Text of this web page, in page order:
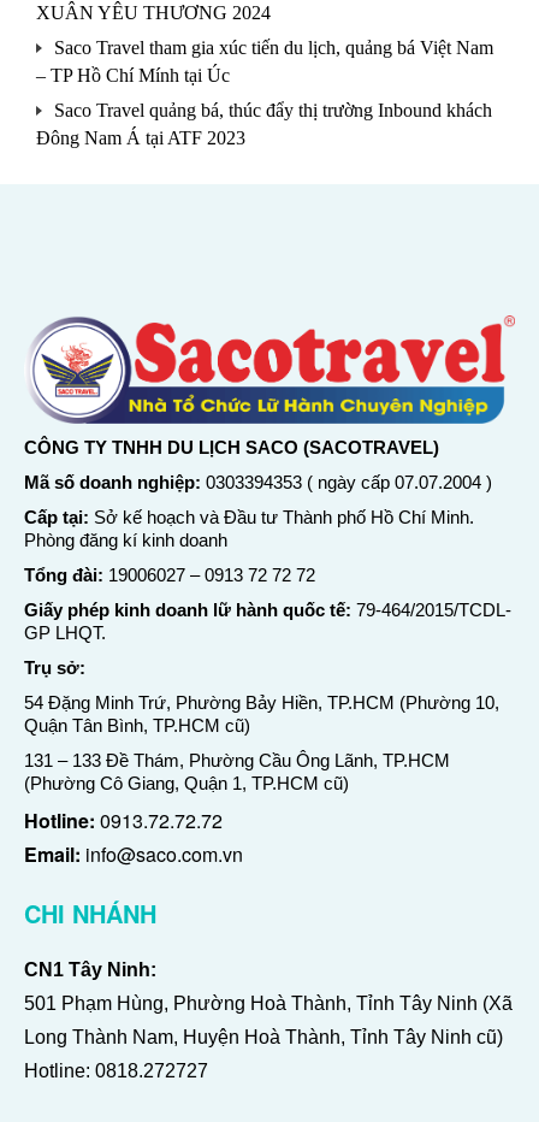
XUÂN YÊU THƯƠNG 2024
Saco Travel tham gia xúc tiến du lịch, quảng bá Việt Nam
– TP Hồ Chí Mính tại Úc
Saco Travel quảng bá, thúc đẩy thị trường Inbound khách
Đông Nam Á tại ATF 2023
CÔNG TY TNHH DU LỊCH SACO (SACOTRAVEL)
Mã số doanh nghiệp: 0303394353 ( ngày cấp 07.07.2004 )
Cấp tại: Sở kế hoạch và Đầu tư Thành phố Hồ Chí Minh.
Phòng đăng kí kinh doanh
Tổng đài: 19006027 –0913 72 72 72
Giấy phép kinh doanh lữ hành quốc tế: 79-464/2015/TCDL-
GP LHQT.
Trụ sở:
54 Đặng Minh Trứ, Phường Bảy Hiền, TP.HCM (Phường 10,
Quận Tân Bình, TP.HCM cũ)
131 – 133 Đề Thám, Phường Cầu Ông Lãnh, TP.HCM
(Phường Cô Giang, Quận 1, TP.HCM cũ)
Hotline: 0913.72.72.72
Email: info@saco.com.vn
CHI NHÁNH
CN1 Tây Ninh:
501 Phạm Hùng, Phường Hoà Thành, Tỉnh Tây Ninh (Xã
Long Thành Nam, Huyện Hoà Thành, Tỉnh Tây Ninh cũ)
Hotline: 0818.272727